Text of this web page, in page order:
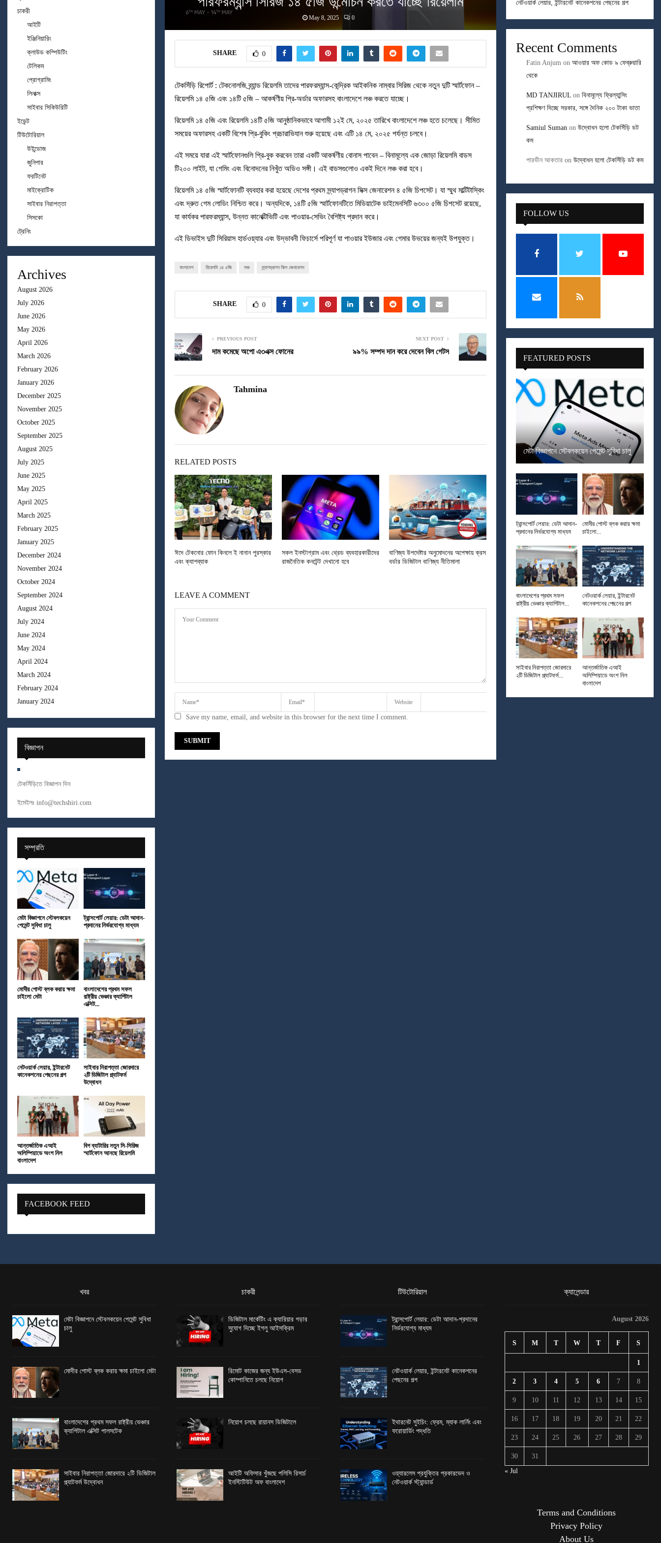
May 8, 2025 0
SHARE 0
টেকসিঁড়ি রিপোর্ট : টেকনোলজি ব্র্যান্ড রিয়েলমি তাদের পারফরম্যান্স-কেন্দ্রিক আইকনিক নাম্বার সিরিজ থেকে নতুন দুটি স্মার্টফোন –
রিয়েলমি ১৪ ৫জি এবং ১৪টি ৫জি – আকর্ষণীয় প্রি-অর্ডার অফারসহ বাংলাদেশে লঞ্চ করতে যাচ্ছে।
রিয়েলমি ১৪ ৫জি এবং রিয়েলমি ১৪টি ৫জি আনুষ্ঠানিকভাবে আগামী ১২ই মে, ২০২৫ তারিখে বাংলাদেশে লঞ্চ হতে চলেছে। সীমিত
সময়ের অফারসহ একটি বিশেষ প্রি-বুকিং প্রচারাভিযান শুরু হয়েছে এবং এটি ১৪ মে, ২০২৫ পর্যন্ত চলবে।
এই সময়ে যারা এই স্মার্টফোনগুলি প্রি-বুক করবেন তারা একটি আকর্ষণীয় বোনাস পাবেন – বিনামূল্যে এক জোড়া রিয়েলমি বাডস
টি২০০ লাইট, যা গেমিং এবং বিনোদনের নিখুঁত অডিও সঙ্গী। এই বাডসগুলোও একই দিনে লঞ্চ করা হবে।
রিয়েলমি ১৪ ৫জি স্মার্টফোনটি ব্যবহার করা হয়েছে দেশের প্রথম স্ন্যাপড্রাগন সিক্স জেনারেশন ৪ ৫জি চিপসেট। যা স্মুথ মাল্টিটাস্কিং
এবং দ্রুত গেম লোডিং নিশ্চিত করে। অন্যদিকে, ১৪টি ৫জি স্মার্টফোনটিতে মিডিয়াটেক ডাইমেনসিটি ৬৩০০ ৫জি চিপসেট রয়েছে,
যা কার্যকর পারফরম্যান্স, উন্নত কানেক্টিভিটি এবং পাওয়ার-সেভিং বৈশিষ্ট্য প্রদান করে।
এই ডিভাইস দুটি সিরিয়াস হার্ডওয়্যার এবং উদ্ভাবনী ফিচার্সে পরিপূর্ণ যা পাওয়ার ইউজার এবং গেমার উভয়ের জন্যই উপযুক্ত।
বাংলাদেশ রিয়েলমি ১৪ ৫জি লঞ্চ স্ন্যাপড্রাগন সিক্স জেনারেশন
SHARE 0
PREVIOUS POST
দাম কমেছে অপো এ৩এক্স ফোনের
NEXT POST
৯৯% সম্পদ দান করে দেবেন বিল গেটস
Tahmina
RELATED POSTS
ঈদে টেকনোর ফোন কিনলে ই নানান পুরস্কার
এবং ক্যাশব্যাক
সকল ইনস্টাগ্রাম এবং থ্রেড ব্যবহারকারীদের
রাজনৈতিক কনটেন্ট দেখানো হবে
বাণিজ্য উপদেষ্টার অনুমোদনের অপেক্ষায় ক্রস
বর্ডার ডিজিটাল বাণিজ্য নীতিমালা
LEAVE A COMMENT
Save my name, email, and website in this browser for the next time I comment.
চাকরী
আইটি
ইঞ্জিনিয়ারিং
ক্লাউড কম্পিউটিং
টেলিকম
প্রোগ্রামিং
লিনাক্স
সাইবার সিকিউরিটি
ইভেন্ট
টিউটোরিয়াল
উইন্ডোজ
জুনিপার
ফরটিনেট
মাইক্রোটিক
সাইবার নিরাপত্তা
সিসকো
ট্রেনিং
Archives
August 2026
July 2026
June 2026
May 2026
April 2026
March 2026
February 2026
January 2026
December 2025
November 2025
October 2025
September 2025
August 2025
July 2025
June 2025
May 2025
April 2025
March 2025
February 2025
January 2025
December 2024
November 2024
October 2024
September 2024
August 2024
July 2024
June 2024
May 2024
April 2024
March 2024
February 2024
January 2024
বিজ্ঞাপন
টেকসিঁড়িতে বিজ্ঞাপন দিন
ইমেইলঃ info@techshiri.com
সম্প্রতি
মেটা বিজ্ঞাপনে স্টেবলকয়েন
পেমেন্ট সুবিধা চালু
ট্রান্সপোর্ট লেয়ার: ডেটা আদান-
প্রদানের নির্ভরযোগ্য মাধ্যম
মোদীর পোস্ট ব্লক করায় ক্ষমা
চাইলো মেটা
বাংলাদেশের প্রথম সফল
রাষ্ট্রীয় ভেঞ্চার ক্যাপিটাল
এক্সিট...
নেটওয়ার্ক লেয়ার, ইন্টারনেট
কানেকশনের পেছনের গল্প
সাইবার নিরাপত্তা জোরদারে
২টি ডিজিটাল প্ল্যাটফর্ম
উদ্বোধন
আন্তর্জাতিক এআই
অলিম্পিয়াডে অংশ নিল
বাংলাদেশ
বিগ ব্যাটারির নতুন সি-সিরিজ
স্মার্টফোন আনছে রিয়েলমি
FACEBOOK FEED
নেটওয়ার্ক লেয়ার, ইন্টারনেট কানেকশনের পেছনের গল্প
Recent Comments
Fatin Anjum on আওয়ার অফ কোড ৯ ফেব্রুয়ারি
থেকে
MD TANJIRUL on বিনামূল্যে ফ্রিল্যান্সিং
প্রশিক্ষণ দিচ্ছে সরকার, সঙ্গে দৈনিক ২০০ টাকা ভাতা
Samiul Suman on উদ্বোধন হলো টেকসিঁড়ি ডট
কম
পারভীন আকতার on উদ্বোধন হলো টেকসিঁড়ি ডট কম
FOLLOW US
FEATURED POSTS
মেটা বিজ্ঞাপনে স্টেবলকয়েন পেমেন্ট সুবিধা চালু
ট্রান্সপোর্ট লেয়ার: ডেটা আদান-
প্রদানের নির্ভরযোগ্য মাধ্যম
মোদীর পোস্ট ব্লক করায় ক্ষমা
চাইলো...
বাংলাদেশের প্রথম সফল
রাষ্ট্রীয় ভেঞ্চার ক্যাপিটাল...
নেটওয়ার্ক লেয়ার, ইন্টারনেট
কানেকশনের পেছনের গল্প
সাইবার নিরাপত্তা জোরদারে
২টি ডিজিটাল প্ল্যাটফর্ম...
আন্তর্জাতিক এআই
অলিম্পিয়াডে অংশ নিল
বাংলাদেশ
খবর
মেটা বিজ্ঞাপনে স্টেবলকয়েন পেমেন্ট সুবিধা
চালু
মোদীর পোস্ট ব্লক করায় ক্ষমা চাইলো মেটা
বাংলাদেশের প্রথম সফল রাষ্ট্রীয় ভেঞ্চার
ক্যাপিটাল এক্সিট পালসটেক
সাইবার নিরাপত্তা জোরদারে ২টি ডিজিটাল
প্ল্যাটফর্ম উদ্বোধন
চাকরী
ডিজিটাল মার্কেটিং এ ক্যারিয়ার গড়ার
সুযোগ দিচ্ছে ইগলু আইসক্রিম
রিমোট কাজের জন্য ইউএস-বেসড
কোম্পানিতে চলছে নিয়োগ
নিয়োগ চলছে রায়ানস ডিজিটালে
আইটি অফিসার খুঁজছে পলিসি রিসার্চ
ইনস্টিটিউট অফ বাংলাদেশ
টিউটোরিয়াল
ট্রান্সপোর্ট লেয়ার: ডেটা আদান-প্রদানের
নির্ভরযোগ্য মাধ্যম
নেটওয়ার্ক লেয়ার, ইন্টারনেট কানেকশনের
পেছনের গল্প
ইথারনেট সুইচিং: ফ্রেম, ম্যাক লার্নিং এবং
ফরোয়ার্ডিং পদ্ধতি
ওয়্যারলেস প্রযুক্তির প্রকারভেদ ও
নেটওয়ার্ক স্ট্যান্ডার্ড
ক্যালেন্ডার
August 2026
S M T W T F S
1
2 3 4 5 6 7 8
9 10 11 12 13 14 15
16 17 18 19 20 21 22
23 24 25 26 27 28 29
30
31
« Jul
Terms and Conditions
Privacy Policy
About Us